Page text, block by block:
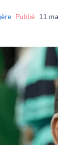
Publié 11